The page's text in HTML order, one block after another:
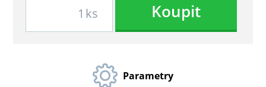
ks Koupit
Parametry